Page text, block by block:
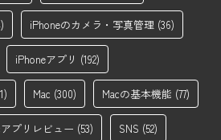
iPhoneのカメラ・写真管理 (36)
iPhoneアプリ (192)
Mac (300) Macの基本機能 (77)
アプリレビュー (53) SNS (52)